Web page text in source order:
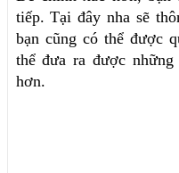
tiếp. Tại đây nha sẽ
bạn cũng có thể được
thể đưa ra được
hơn.